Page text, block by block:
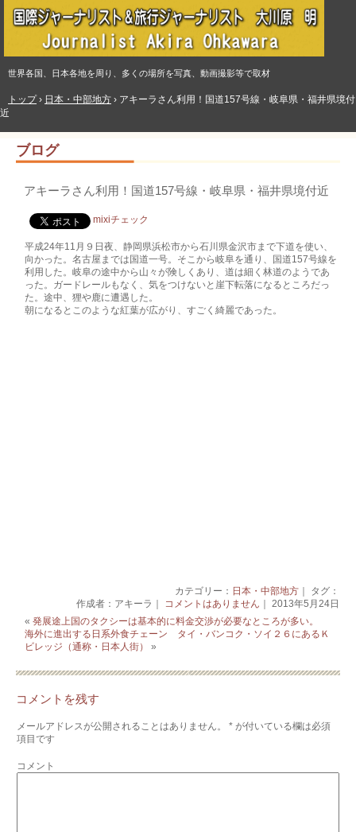
世界各国、日本各地を周り、多くの場所を写真、動画撮影等で取材
トップ› 日本・中部地方 › アキーラさん利用！国道157号線・岐阜県・福井県境付
近
ブログ
アキーラさん利用！国道157号線・岐阜県・福井県境付近
mixiチェック
平成24年11月９日夜、静岡県浜松市から石川県金沢市まで下道を使い、
向かった。名古屋までは国道一号。そこから岐阜を通り、国道157号線を
利用した。岐阜の途中から山々が険しくあり、道は細く林道のようであ
った。ガードレールもなく、気をつけないと崖下転落になるところだっ
た。途中、狸や鹿に遭遇した。
朝になるとこのような紅葉が広がり、すごく綺麗であった。
カテゴリー： 日本・中部地方｜ タグ：
作成者：アキーラ｜ コメントはありません ｜ 2013年5月24日
«発展途上国のタクシーは基本的に料金交渉が必要なところが多い。
海外に進出する日系外食チェーン タイ・バンコク・ソイ２６にあるＫ
ビレッジ（通称・日本人街）
»
コメントを残す
メールアドレスが公開されることはありません。 * が付いている欄は必須
項目です
コメント